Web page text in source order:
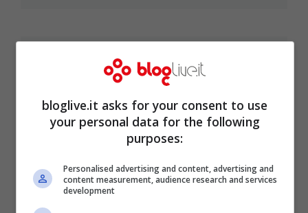
Tragedia in Spagna: muore il giovane
ciclista svizzero Felix Baur
Dic 22, 2013
Chef Rubio si trasforma in Rugbio, il
bloglive.it asks for your consent to use
your personal data for the following
purposes:
Personalised advertising and content, advertising and
content measurement, audience research and services
development